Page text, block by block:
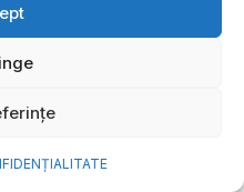
un program